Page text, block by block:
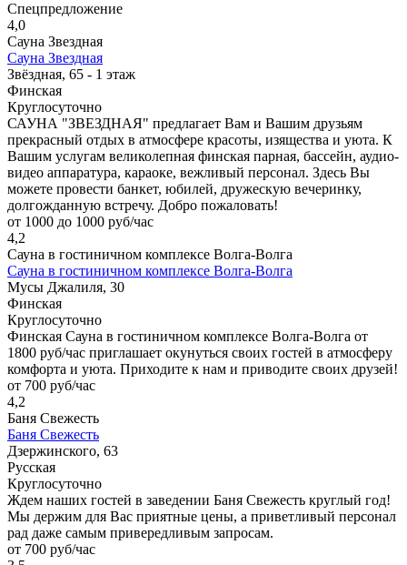
Спецпредложение
4,0
Сауна Звездная
Сауна Звездная
Звёздная, 65 - 1 этаж
Финская
Круглосуточно
САУНА "ЗВЕЗДНАЯ" предлагает Вам и Вашим друзьям
прекрасный отдых в атмосфере красоты, изящества и уюта. К
Вашим услугам великолепная финская парная, бассейн, аудио-
видео аппаратура, караоке, вежливый персонал. Здесь Вы
можете провести банкет, юбилей, дружескую вечеринку,
долгожданную встречу. Добро пожаловать!
от 1000 до 1000 руб/час
4,2
Сауна в гостиничном комплексе Волга-Волга
Сауна в гостиничном комплексе Волга-Волга
Мусы Джалиля, 30
Финская
Круглосуточно
Финская Сауна в гостиничном комплексе Волга-Волга от
1800 руб/час приглашает окунуться своих гостей в атмосферу
комфорта и уюта. Приходите к нам и приводите своих друзей!
от 700 руб/час
4,2
Баня Свежесть
Баня Свежесть
Дзержинского, 63
Русская
Круглосуточно
Ждем наших гостей в заведении Баня Свежесть круглый год!
Мы держим для Вас приятные цены, а приветливый персонал
рад даже самым привередливым запросам.
от 700 руб/час